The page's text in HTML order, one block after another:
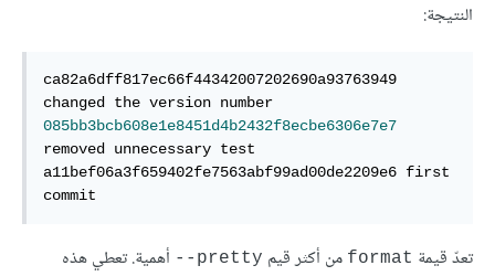
النتيجة:
ca82a6dff817ec66f44342007202690a93763949
085bb3bcb608e1e8451d4b2432f8ecbe6306e7e7
removed unnecessary test
a11bef06a3f659402fe7563abf99ad00de2209e6 first
commit
تعدّ قيمة format من أكثر قيم pretty--
أهمية. تعطي هذه